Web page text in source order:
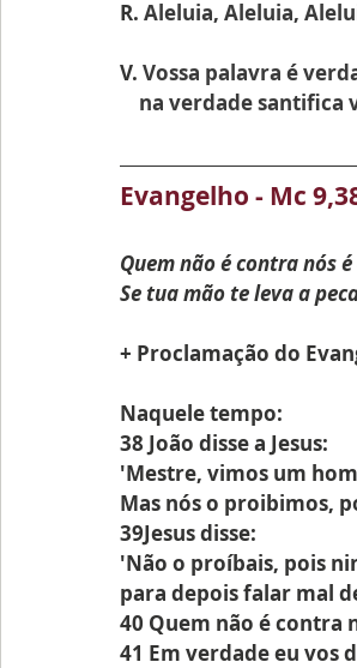
R. Aleluia, Aleluia,
V. Vossa palavra é
na verdade santifica
Evangelho - Mc
Quem não é contra nós
Se tua mão te leva a
+ Proclamação do
Naquele tempo:
38 João disse a Jesus:
'Mestre, vimos um
Mas nós o proibimos,
39Jesus disse:
'Não o proíbais, pois
para depois falar mal
40 Quem não é contra
41 Em verdade eu vos